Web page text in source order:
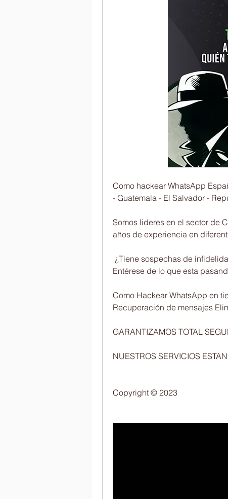
Como hackear WhatsApp
- Guatemala - El Salvador -
Somos lideres en el sector de
años de experiencia en
¿Tiene sospechas de
Entérese de lo que
Como Hackear
Recuperación de
GARANTIZAMOS
Copyright © 2023